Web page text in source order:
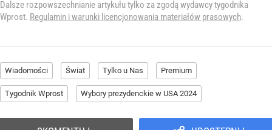
Dalsze rozpowszechnianie artykułu tylko za zgodą wydawcy tygodnika
Wprost. Regulamin i warunki licencjonowania materiałów prasowych.
Wiadomości Świat Tylko u Nas Premium
Tygodnik Wprost Wybory prezydenckie w USA 2024